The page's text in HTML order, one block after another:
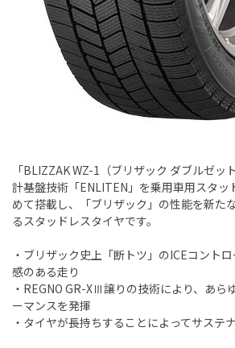
「BLIZZAK WZ-1（ブリザック ダブルゼッ
計基盤技術「ENLITEN」を乗用車用スタッ
めて搭載し、「ブリザック」の性能を新た
るスタッドレスタイヤです。
・ブリザック史上「断トツ」のICEコント
感のある走り
・REGNO GR-XⅢ譲りの技術により、あら
ーマンスを発揮
・タイヤが長持ちすることによってサステ